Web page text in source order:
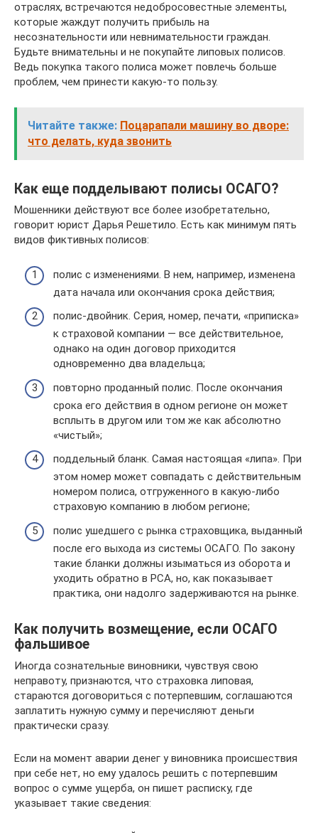
отраслях, встречаются недобросовестные элементы,
которые жаждут получить прибыль на
несознательности или невнимательности граждан.
Будьте внимательны и не покупайте липовых полисов.
Ведь покупка такого полиса может повлечь больше
проблем, чем принести какую-то пользу.
Читайте также: Поцарапали машину во дворе:
что делать, куда звонить
Как еще подделывают полисы ОСАГО?
Мошенники действуют все более изобретательно,
говорит юрист Дарья Решетило. Есть как минимум пять
видов фиктивных полисов:
полис с изменениями. В нем, например, изменена
дата начала или окончания срока действия;
полис-двойник. Серия, номер, печати, «приписка»
к страховой компании — все действительное,
однако на один договор приходится
одновременно два владельца;
повторно проданный полис. После окончания
срока его действия в одном регионе он может
всплыть в другом или том же как абсолютно
«чистый»;
поддельный бланк. Самая настоящая «липа». При
этом номер может совпадать с действительным
номером полиса, отгруженного в какую-либо
страховую компанию в любом регионе;
полис ушедшего с рынка страховщика, выданный
после его выхода из системы ОСАГО. По закону
такие бланки должны изыматься из оборота и
уходить обратно в РСА, но, как показывает
практика, они надолго задерживаются на рынке.
Как получить возмещение, если ОСАГО
фальшивое
Иногда сознательные виновники, чувствуя свою
неправоту, признаются, что страховка липовая,
стараются договориться с потерпевшим, соглашаются
заплатить нужную сумму и перечисляют деньги
практически сразу.
Если на момент аварии денег у виновника происшествия
при себе нет, но ему удалось решить с потерпевшим
вопрос о сумме ущерба, он пишет расписку, где
указывает такие сведения: